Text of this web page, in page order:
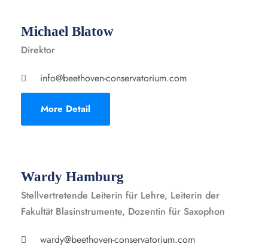
Michael Blatow
Direktor
info@beethoven-conservatorium.com
More Detail
Wardy Hamburg
Stellvertretende Leiterin für Lehre, Leiterin der
Fakultät Blasinstrumente, Dozentin für Saxophon
wardy@beethoven-conservatorium.com